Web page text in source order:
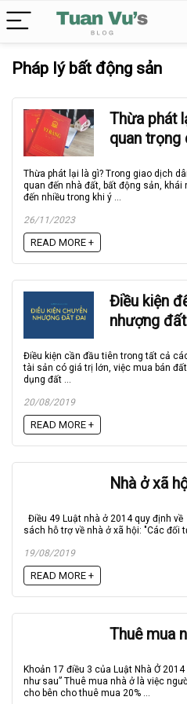
Pháp lý bất động sản
Thừa phát
quan trọng
Thừa phát lại là gì? Trong giao dịch
quan đến nhà đất, bất động sản,
đến nhiều trong khi ý ...
26/11/2023
READ MORE +
Điều kiện
nhượng
Điều kiện cần đầu tiên trong tất cả
tài sản có giá trị lớn, việc mua bán
dụng đất ...
20/08/2019
READ MORE +
Nhà ở xã
Điều 49 Luật nhà ở 2014 quy định
sách hỗ trợ về nhà ở xã hội: "Các đối
19/08/2019
READ MORE +
Thuê mua
Khoản 17 điều 3 của Luật Nhà Ở
như sau” Thuê mua nhà ở là việc
cho bên cho thuê mua 20% ...